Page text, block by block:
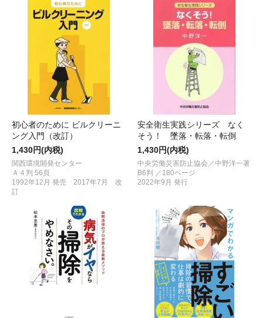
初心者のために ビルクリーニ
ング入門（改訂）
1,430円(内税)
関西環境開発センター
Ａ４判 56頁
1992年12月 発売 2017年7月 改
訂
安全衛生実践シリーズ なく
そう！ 墜落・転落・転倒
1,430円(内税)
中央労働災害防止協会／中野洋一著
B6判 ／180ページ
2022年9月 発行